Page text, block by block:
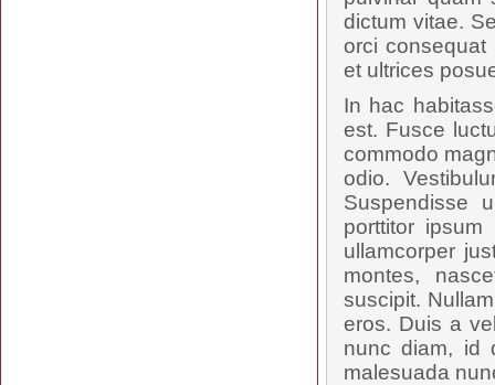
dictum vitae.
orci consequat
et ultrices
In hac
est. Fusce
commodo
odio.
Suspendisse
porttitor
ullamcorper
montes,
suscipit.
eros. Duis a
nunc diam, id
malesuada